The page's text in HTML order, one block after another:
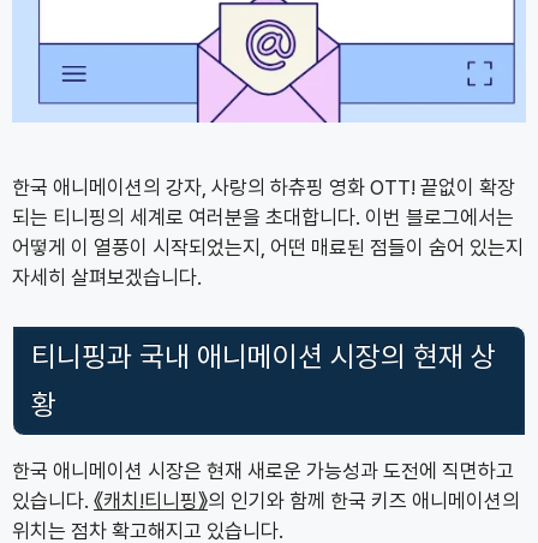
한국 애니메이션의 강자, 사랑의 하츄핑 영화 OTT! 끝없이 확장
되는 티니핑의 세계로 여러분을 초대합니다. 이번 블로그에서는
어떻게 이 열풍이 시작되었는지, 어떤 매료된 점들이 숨어 있는지
자세히 살펴보겠습니다.
티니핑과 국내 애니메이션 시장의 현재 상
황
한국 애니메이션 시장은 현재 새로운 가능성과 도전에 직면하고
있습니다. 《캐치!티니핑》의 인기와 함께 한국 키즈 애니메이션의
위치는 점차 확고해지고 있습니다.